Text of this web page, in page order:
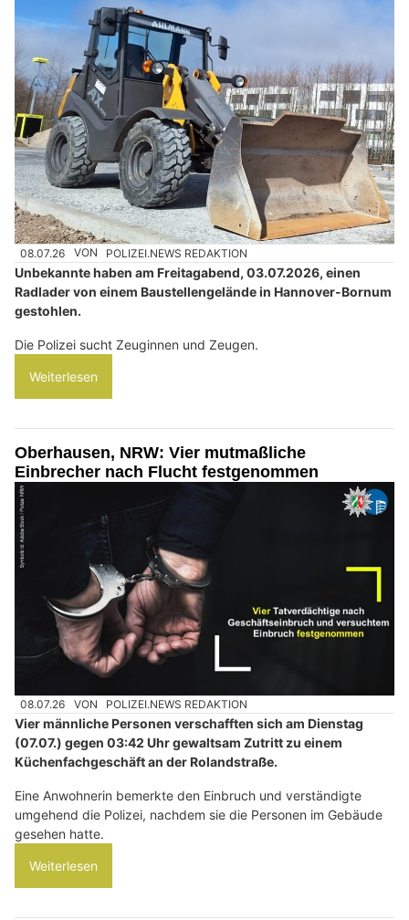
08.07.26 VON POLIZEI.NEWS REDAKTION
Unbekannte haben am Freitagabend, 03.07.2026, einen
Radlader von einem Baustellengelände in Hannover-Bornum
gestohlen.
Die Polizei sucht Zeuginnen und Zeugen.
Weiterlesen
Oberhausen, NRW: Vier mutmaßliche
Einbrecher nach Flucht festgenommen
08.07.26 VON POLIZEI.NEWS REDAKTION
Vier männliche Personen verschafften sich am Dienstag
(07.07.) gegen 03:42 Uhr gewaltsam Zutritt zu einem
Küchenfachgeschäft an der Rolandstraße.
Eine Anwohnerin bemerkte den Einbruch und verständigte
umgehend die Polizei, nachdem sie die Personen im Gebäude
gesehen hatte.
Weiterlesen